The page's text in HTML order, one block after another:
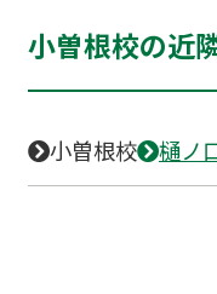
小曽根校の近
小曽根校 樋ノ